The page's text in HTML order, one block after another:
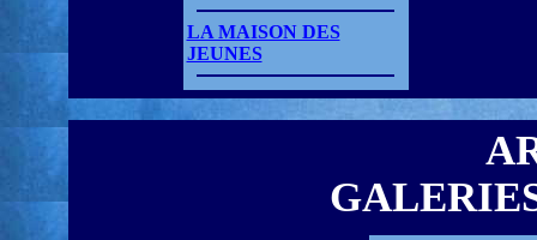
LA MAISON DES
JEUNES